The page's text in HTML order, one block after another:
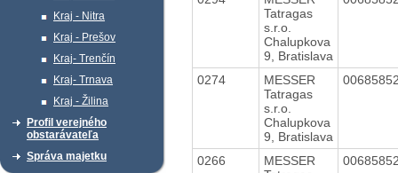
Kraj - Nitra
Kraj - Prešov
Kraj- Trenčín
Kraj- Trnava
Kraj - Žilina
Profil verejného
obstarávateľa
Správa majetku
Tatragas
s.r.o.
Chalupkova
9, Bratislava
0274
MESSER
Tatragas
s.r.o.
Chalupkova
9, Bratislava
0266
MESSER